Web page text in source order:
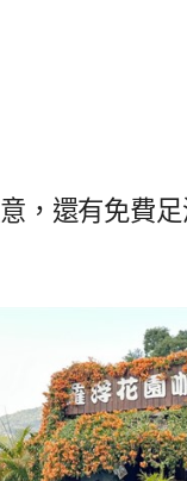
，還有免費